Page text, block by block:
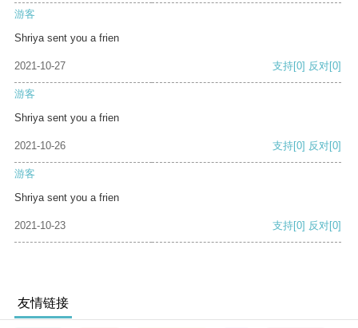
游客
Shriya sent you a frien
2021-10-27 支持[0] 反对[0]
游客
Shriya sent you a frien
2021-10-26 支持[0] 反对[0]
游客
Shriya sent you a frien
2021-10-23 支持[0] 反对[0]
友情链接